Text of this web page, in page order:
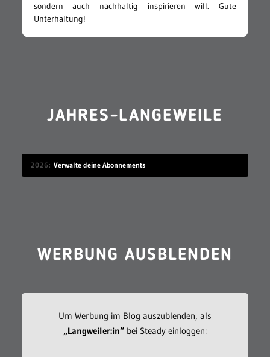
sondern auch nachhaltig inspirieren will. Gute
Unterhaltung!
JAHRES-LANGEWEILE
2026 Verwalte deine Abonnements
WERBUNG AUSBLENDEN
Um Werbung im Blog auszublenden, als
„Langweiler:in“bei Steady einloggen: